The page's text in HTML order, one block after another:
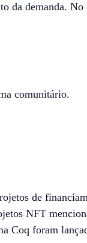
da demanda.
comunitário.
de
NFT
Coq foram